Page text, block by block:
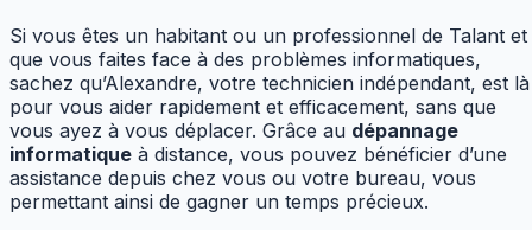
Si vous êtes un habitant ou un professionnel de Talant et
que vous faites face à des problèmes informatiques,
sachez qu’Alexandre, votre technicien indépendant, est là
pour vous aider rapidement et efficacement, sans que
vous ayez à vous déplacer. Grâce au dépannage
informatique à distance, vous pouvez bénéficier d’une
assistance depuis chez vous ou votre bureau, vous
permettant ainsi de gagner un temps précieux.